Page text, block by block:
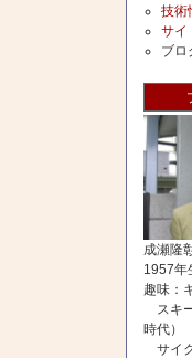
技術
サイ
ブロ
成瀬隆
1957
趣味：
スキ
時代）
サイ